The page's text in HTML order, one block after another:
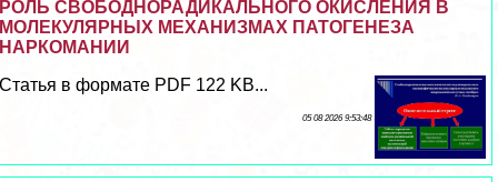
РОЛЬ СВОБОДНОРАДИКАЛЬНОГО ОКИСЛЕНИЯ В
МОЛЕКУЛЯРНЫХ МЕХАНИЗМАХ ПАТОГЕНЕЗА
НАРКОМАНИИ
Статья в формате PDF 122 KB...
05 08 2026 9:53:48